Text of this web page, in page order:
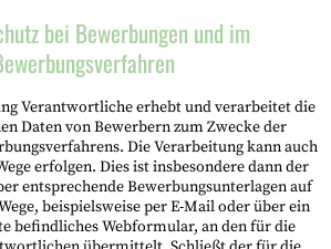
bei Bewerbungen und im
Verantwortliche erhebt und verarbeitet die
Daten von Bewerbern zum Zwecke der
Die Verarbeitung kann auch
erfolgen. Dies ist insbesondere dann der
entsprechende Bewerbungsunterlagen auf
beispielsweise per E-Mail oder über ein
befindliches Webformular, an den für die